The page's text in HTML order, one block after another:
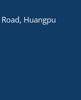
Huangpu